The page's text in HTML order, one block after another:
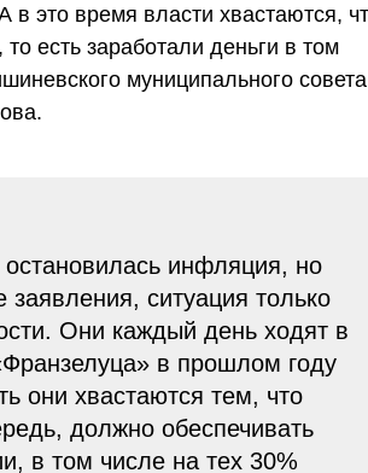
в это время власти хвастаются,
есть заработали деньги в том
муниципального совета
остановилась инфляция, но
ситуация только
Они каждый день ходят в
в прошлом году
они хвастаются тем, что
должно обеспечивать
в том числе на тех 30%